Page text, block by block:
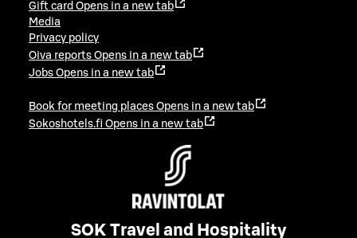
Gift card Opens in a new tab
Media
Privacy policy
Oiva reports Opens in a new tab
Jobs Opens in a new tab
Book for meeting places Opens in a new tab
Sokoshotels.fi Opens in a new tab
SOK Travel and Hospitality